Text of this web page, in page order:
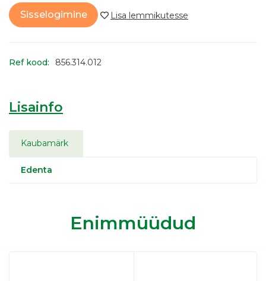
Sisselogimine
Ref kood: 856.314.012
Lisainfo
Kaubamärk
Edenta
Enimmüüdud